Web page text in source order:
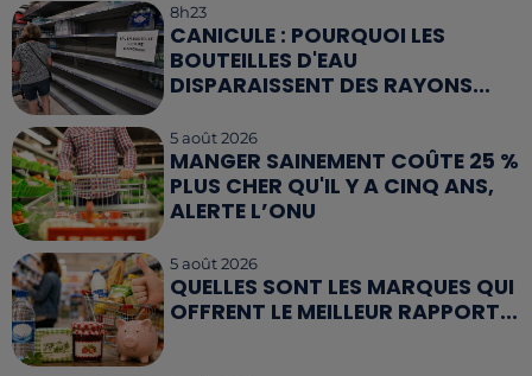
8h23
CANICULE : POURQUOI LES
BOUTEILLES D'EAU
DISPARAISSENT DES RAYONS...
5 août 2026
MANGER SAINEMENT COÛTE 25 %
PLUS CHER QU'IL Y A CINQ ANS,
ALERTE L’ONU
5 août 2026
QUELLES SONT LES MARQUES QUI
OFFRENT LE MEILLEUR RAPPORT...